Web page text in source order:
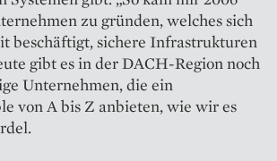
zu gründen, welches sich
beschäftigt, sichere In­frastrukturen
gibt es in der DACH-Region noch
Unternehmen, die ein
von A bis Z anbieten, wie wir es